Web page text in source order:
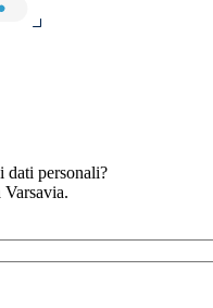
dati personali?